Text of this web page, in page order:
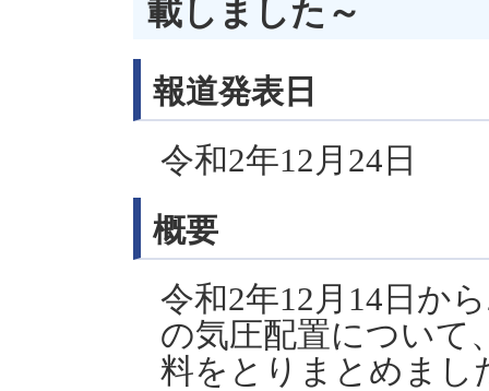
載しました～
報道発表日
令和2年12月24日
概要
令和2年12月14日か
の気圧配置について
料をとりまとめまし